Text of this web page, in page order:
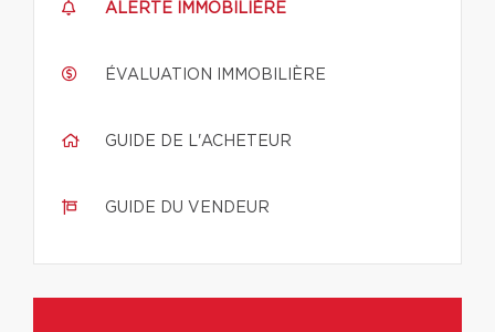
ALERTE IMMOBILIÈRE
ÉVALUATION IMMOBILIÈRE
GUIDE DE L'ACHETEUR
GUIDE DU VENDEUR